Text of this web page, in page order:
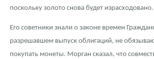
поскольку золото снова будет израсходовано.
Его советники знали о законе времен
разрешавшем выпуск облигаций, не
покупать монеты. Морган сказал, что